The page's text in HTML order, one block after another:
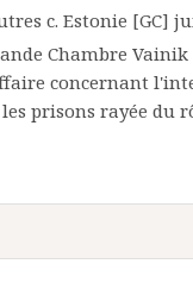
c. Estonie [GC]
Chambre Vainik
concernant
prisons rayée du